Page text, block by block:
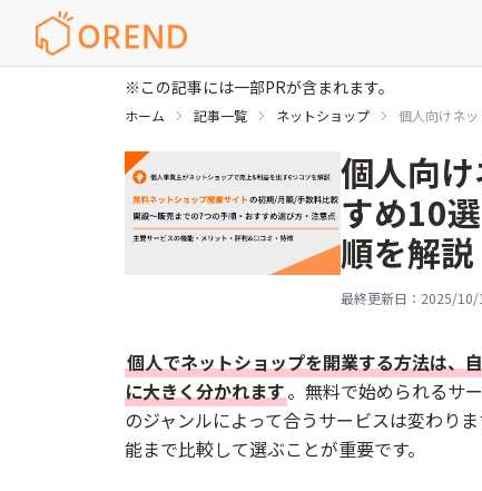
※この記事には一部PRが含まれます。
ホーム 記事一覧 ネットショップ 個人向けネ
個人向
すめ10
順を解説
最終更新日： 2025/10/
個人でネットショップを開業する方法は、
に大きく分かれます。無料で始められるサ
のジャンルによって合うサービスは変わり
能まで比較して選ぶことが重要です。